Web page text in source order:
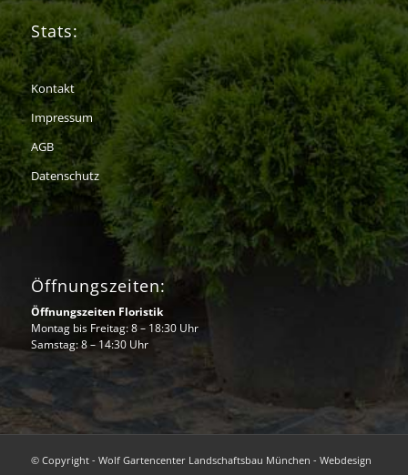
Stats:
Kontakt
Impressum
AGB
Datenschutz
Öffnungszeiten:
Öffnungszeiten Floristik
Montag bis Freitag: 8 – 18:30 Uhr
Samstag: 8 – 14:30 Uhr
© Copyright - Wolf Gartencenter Landschaftsbau München - Webdesign